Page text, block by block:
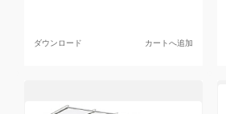
ダウンロード カートへ追加